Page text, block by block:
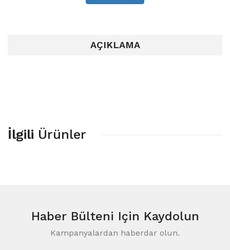
AÇIKLAMA
İlgili Ürünler
Haber Bülteni Için Kaydolun
Kampanyalardan haberdar olun.